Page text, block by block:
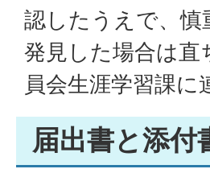
認したうえで、慎
発見した場合は直
員会生涯学習課
届出書と添付